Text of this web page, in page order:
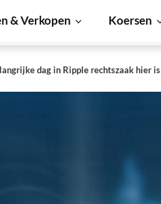
& Verkopen Koersen
dag in Ripple rechtszaak hier is